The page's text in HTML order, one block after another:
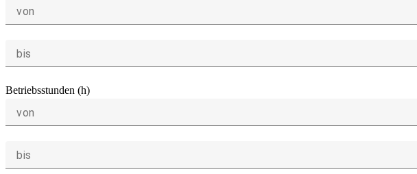
von
bis
Betriebsstunden (h)
von
bis